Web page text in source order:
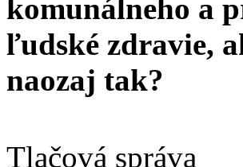
komunálneho a
ľudské zdravie,
naozaj tak?
Tlačová správa